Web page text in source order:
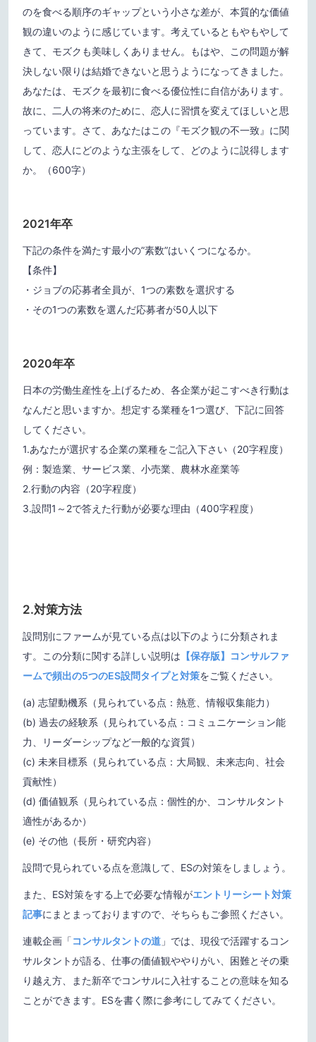
のを食べる順序のギャップという小さな差が、本質的な価値
観の違いのように感じています。考えているともやもやして
きて、モズクも美味しくありません。もはや、この問題が解
決しない限りは結婚できないと思うようになってきました。
あなたは、モズクを最初に食べる優位性に自信があります。
故に、二人の将来のために、恋人に習慣を変えてほしいと思
っています。さて、あなたはこの『モズク観の不一致』に関
して、恋人にどのような主張をして、どのように説得します
か。（600字）
2021年卒
下記の条件を満たす最小の”素数”はいくつになるか。
【条件】
・ジョブの応募者全員が、1つの素数を選択する
・その1つの素数を選んだ応募者が50人以下
2020年卒
日本の労働生産性を上げるため、各企業が起こすべき行動は
なんだと思いますか。想定する業種を1つ選び、下記に回答
してください。
1.あなたが選択する企業の業種をご記入下さい（20字程度）
例：製造業、サービス業、小売業、農林水産業等
2.行動の内容（20字程度）
3.設問1～2で答えた行動が必要な理由（400字程度）
2.対策方法
設問別にファームが見ている点は以下のように分類されま
す。この分類に関する詳しい説明は 【保存版】コンサルファ
ームで頻出の5つのES設問タイプと対策をご覧ください。
(a) 志望動機系（見られている点：熱意、情報収集能力）
(b) 過去の経験系（見られている点：コミュニケーション能
力、リーダーシップなど一般的な資質）
(c) 未来目標系（見られている点：大局観、未来志向、社会
貢献性）
(d) 価値観系（見られている点：個性的か、コンサルタント
適性があるか）
(e) その他（長所・研究内容）
設問で見られている点を意識して、ESの対策をしましょう。
また、ES対策をする上で必要な情報がエントリーシート対策
記事にまとまっておりますので、そちらもご参照ください。
連載企画「コンサルタントの道 」では、現役で活躍するコン
サルタントが語る、仕事の価値観ややりがい、困難とその乗
り越え方、また新卒でコンサルに入社することの意味を知る
ことができます。ESを書く際に参考にしてみてください。